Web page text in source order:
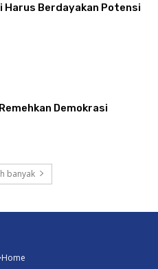
Harus Berdayakan Potensi
Demokrasi
banyak
Home